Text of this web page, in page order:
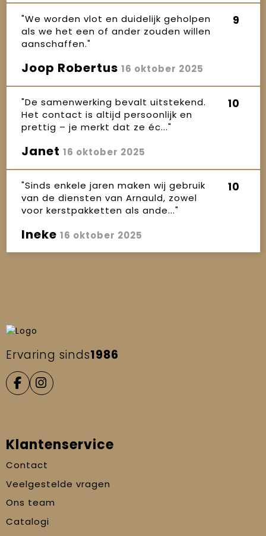
"We worden vlot en duidelijk geholpen
als we het een of ander zouden willen
aanschaffen."
9
Joop Robertus 16 oktober 2025
"De samenwerking bevalt uitstekend.
Het contact is altijd persoonlijk en
prettig – je merkt dat ze éc..."
10
Janet 16 oktober 2025
"Sinds enkele jaren maken wij gebruik
van de diensten van Arnauld, zowel
voor kerstpakketten als ande..."
10
Ineke 16 oktober 2025
Ervaring sinds1986
Klantenservice
Contact
Veelgestelde vragen
Ons team
Catalogi